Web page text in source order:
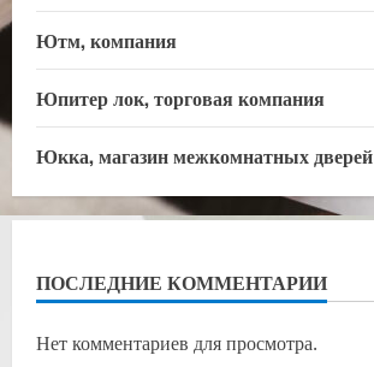
Ютм, компания
Юпитер лок, торговая компания
Юкка, магазин межкомнатных дверей
ПОСЛЕДНИЕ КОММЕНТАРИИ
Нет комментариев для просмотра.